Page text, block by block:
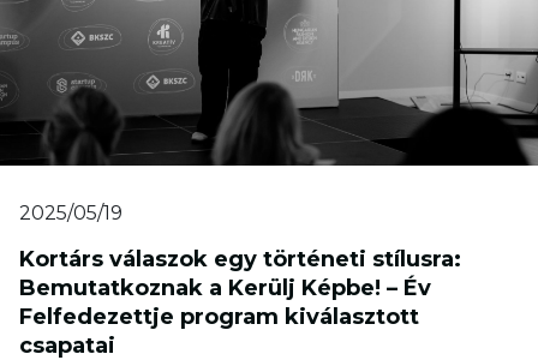
2025/05/19
Kortárs válaszok egy történeti stílusra:
Bemutatkoznak a Kerülj Képbe! – Év
Felfedezettje program kiválasztott
csapatai